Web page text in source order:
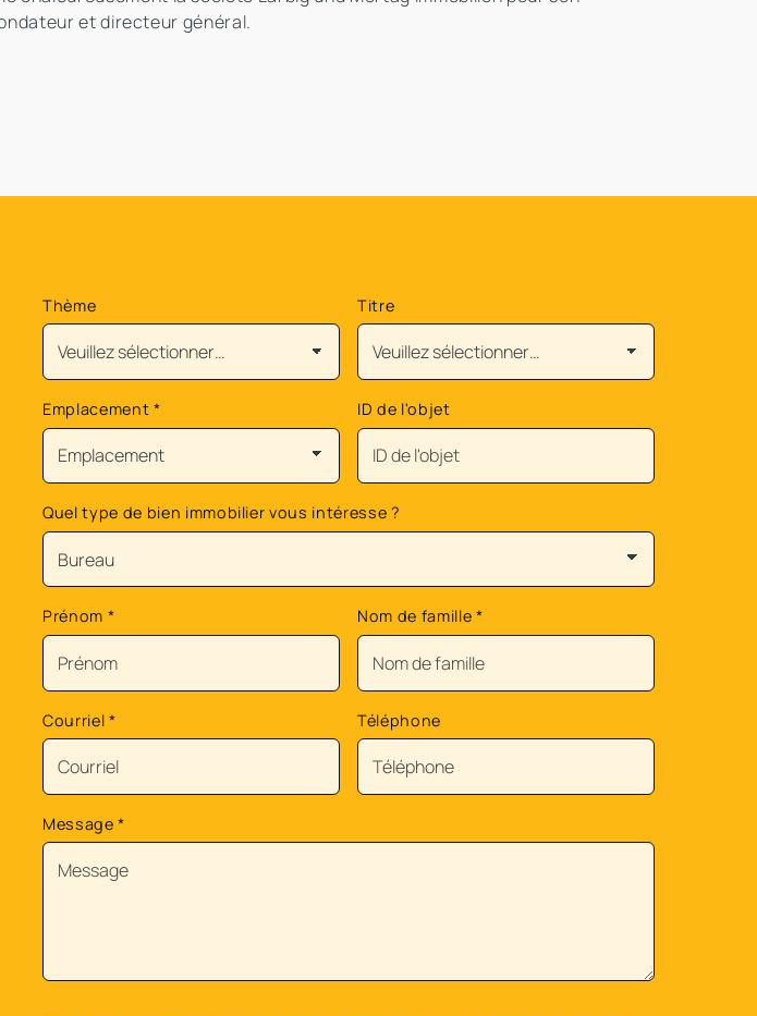
et directeur général.
Thème Titre
Emplacement * ID de l'objet
Quel type de bien immobilier vous intéresse ?
Prénom * Nom de famille *
Courriel * Téléphone
Message*